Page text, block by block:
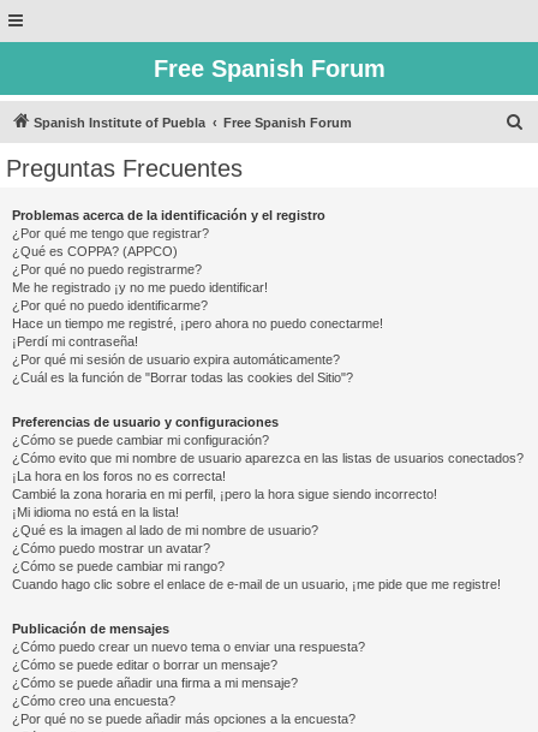
Free Spanish Forum
Spanish Institute of Puebla Free Spanish Forum
Preguntas Frecuentes
Problemas acerca de la identificación y el registro
¿Por qué me tengo que registrar?
¿Qué es COPPA? (APPCO)
¿Por qué no puedo registrarme?
Me he registrado ¡y no me puedo identificar!
¿Por qué no puedo identificarme?
Hace un tiempo me registré, ¡pero ahora no puedo conectarme!
¡Perdí mi contraseña!
¿Por qué mi sesión de usuario expira automáticamente?
¿Cuál es la función de "Borrar todas las cookies del Sitio"?
Preferencias de usuario y configuraciones
¿Cómo se puede cambiar mi configuración?
¿Cómo evito que mi nombre de usuario aparezca en las listas de usuarios conectados?
¡La hora en los foros no es correcta!
Cambié la zona horaria en mi perfil, ¡pero la hora sigue siendo incorrecto!
¡Mi idioma no está en la lista!
¿Qué es la imagen al lado de mi nombre de usuario?
¿Cómo puedo mostrar un avatar?
¿Cómo se puede cambiar mi rango?
Cuando hago clic sobre el enlace de e-mail de un usuario, ¡me pide que me registre!
Publicación de mensajes
¿Cómo puedo crear un nuevo tema o enviar una respuesta?
¿Cómo se puede editar o borrar un mensaje?
¿Cómo se puede añadir una firma a mi mensaje?
¿Cómo creo una encuesta?
¿Por qué no se puede añadir más opciones a la encuesta?